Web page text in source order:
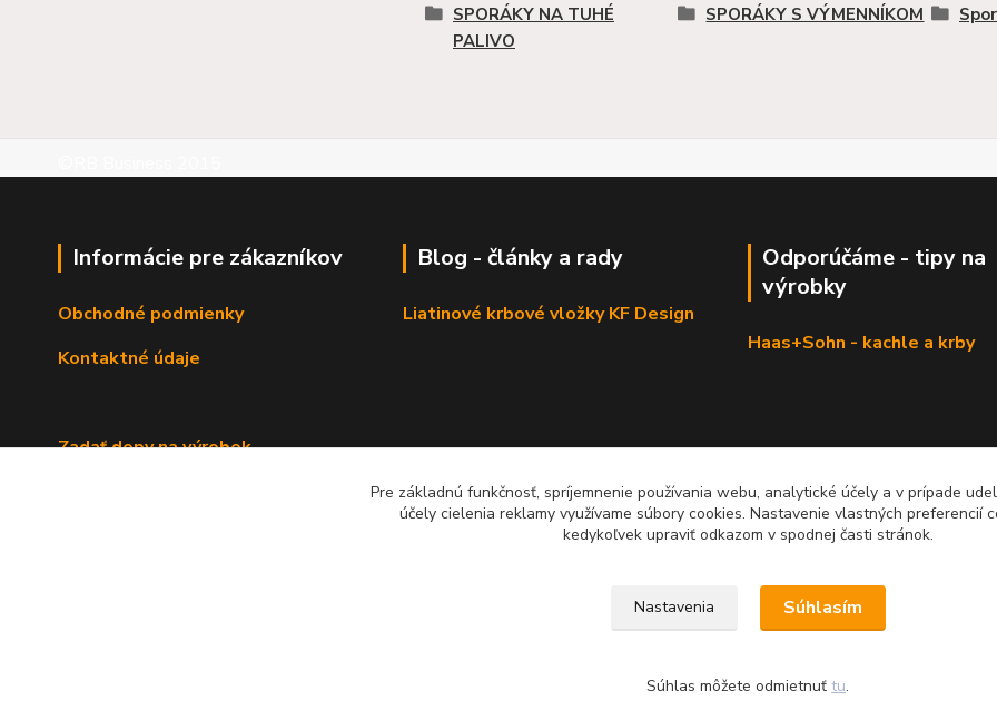
SPORÁKY NA TUHÉ
PALIVO
SPORÁKY S VÝMENNÍKOM
Informácie pre zákazníkov
Obchodné podmienky
Kontaktné údaje
Zadať dopy na výrobok
Blog - články a rady
Liatinové krbové vložky KF Design
Odporúčáme - tipy na
výrobky
Haas+Sohn - kachle a krby
Pre základnú funkčnosť, spríjemnenie používania webu, analytické účely a v prípade
účely cielenia reklamy využívame súbory cookies. Nastavenie vlastných preferencií
kedykoľvek upraviť odkazom v spodnej časti stránok.
Nastavenia Súhlasím
Súhlas môžete odmietnuť tu.